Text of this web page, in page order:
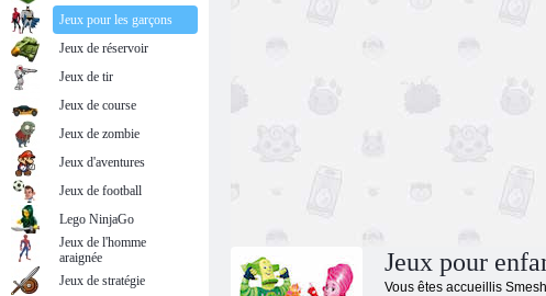
Jeux pour
Vous êtes accueillis
Jeux pour les garçons
Jeux de réservoir
Jeux de tir
Jeux de course
Jeux de zombie
Jeux d'aventures
Jeux de football
Lego NinjaGo
Jeux de l'homme
araignée
Jeux de stratégie